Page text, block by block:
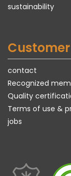
sustainability
contact
Recognized
Quality
Terms of use &
jobs